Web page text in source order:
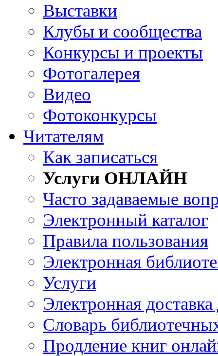
Выставки
Клубы и сообщества
Конкурсы и проекты
Фотогалерея
Видео
Фотоконкурсы
Читателям
Как записаться
Услуги ОНЛАЙН
Часто задаваемые
Электронный каталог
Правила пользования
Электронная
Услуги
Электронная
Словарь
Продление книг